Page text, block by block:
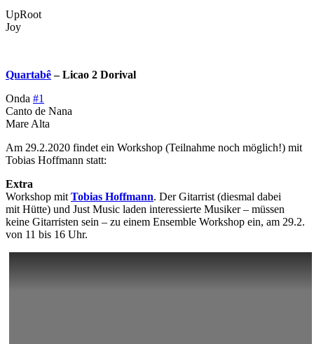
UpRoot
Joy
Quartabê– Licao 2 Dorival
Onda #1
Canto de Nana
Mare Alta
Am 29.2.2020 findet ein Workshop (Teilnahme noch möglich!) mit
Tobias Hoffmann statt:
Extra
Workshop mit Tobias Hoffmann. Der Gitarrist (diesmal dabei
mit Hütte) und Just Music laden interessierte Musiker – müssen
keine Gitarristen sein – zu einem Ensemble Workshop ein, am 29.2.
von 11 bis 16 Uhr.